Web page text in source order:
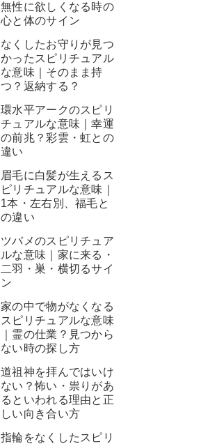
無性に欲しくなる時の
心と体のサイン
なくしたお守りが見つ
かったスピリチュアル
な意味｜そのまま持
つ？返納する？
環水平アークのスピリ
チュアルな意味｜幸運
の前兆？彩雲・虹との
違い
眉毛に白髪が生えるス
ピリチュアルな意味｜
1本・左右別、福毛と
の違い
ツバメのスピリチュア
ルな意味｜家に来る・
二羽・巣・横切るサイ
ン
家の中で物がなくなる
スピリチュアルな意味
｜霊の仕業？見つから
ない時の探し方
道祖神を拝んではいけ
ない？怖い・祟りがあ
るといわれる理由と正
しい向き合い方
指輪をなくしたスピリ